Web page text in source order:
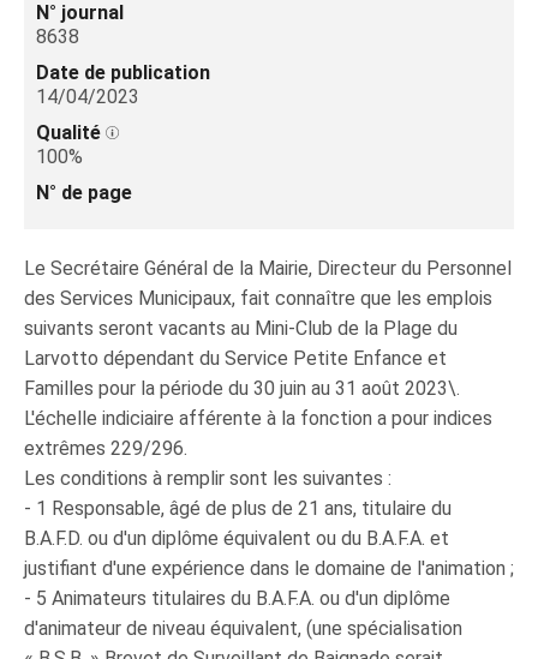
N° journal
8638
Date de publication
14/04/2023
Qualité
100%
N° de page
Le Secrétaire Général de la Mairie, Directeur du Personnel
des Services Municipaux, fait connaître que les emplois
suivants seront vacants au Mini-Club de la Plage du
Larvotto dépendant du Service Petite Enfance et
Familles pour la période du 30 juin au 31 août 2023\.
L'échelle indiciaire afférente à la fonction a pour indices
extrêmes 229/296.
Les conditions à remplir sont les suivantes :
- 1 Responsable, âgé de plus de 21 ans, titulaire du
B.A.F.D. ou d'un diplôme équivalent ou du B.A.F.A. et
justifiant d'une expérience dans le domaine de l'animation ;
- 5 Animateurs titulaires du B.A.F.A. ou d'un diplôme
d'animateur de niveau équivalent, (une spécialisation